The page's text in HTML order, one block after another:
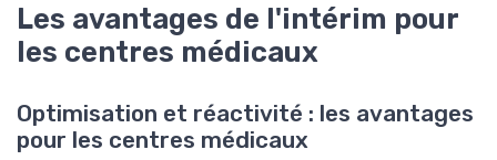
Les avantages de l'intérim pour
les centres médicaux
Optimisation et réactivité : les avantages
pour les centres médicaux